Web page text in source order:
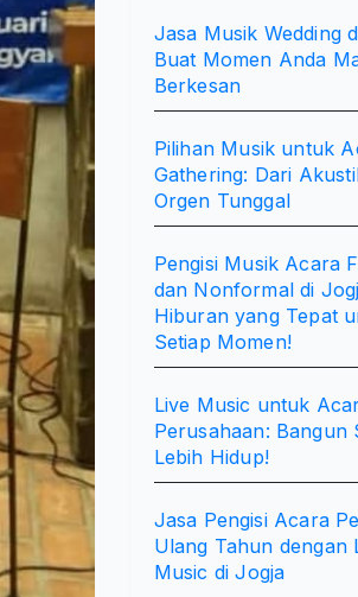
Jasa Musik Wedding
Buat Momen Anda
Berkesan
Pilihan Musik untuk
Gathering: Dari
Orgen Tunggal
Pengisi Musik Acara
dan Nonformal di
Hiburan yang Tepat
Setiap Momen!
Live Music untuk
Perusahaan: Bangun
Lebih Hidup!
Jasa Pengisi Acara
Ulang Tahun dengan
Music di Jogja